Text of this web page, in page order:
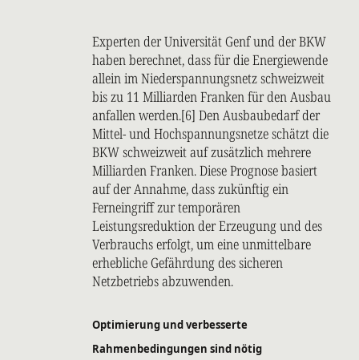
Experten der Universität Genf und der BKW
haben berechnet, dass für die Energiewende
allein im Niederspannungsnetz schweizweit
bis zu 11 Milliarden Franken für den Ausbau
anfallen werden.[6] Den Ausbaubedarf der
Mittel- und Hochspannungsnetze schätzt die
BKW schweizweit auf zusätzlich mehrere
Milliarden Franken. Diese Prognose basiert
auf der Annahme, dass zukünftig ein
Ferneingriff zur temporären
Leistungsreduktion der Erzeugung und des
Verbrauchs erfolgt, um eine unmittelbare
erhebliche Gefährdung des sicheren
Netzbetriebs abzuwenden.
Optimierung und verbesserte
Rahmenbedingungen sind nötig